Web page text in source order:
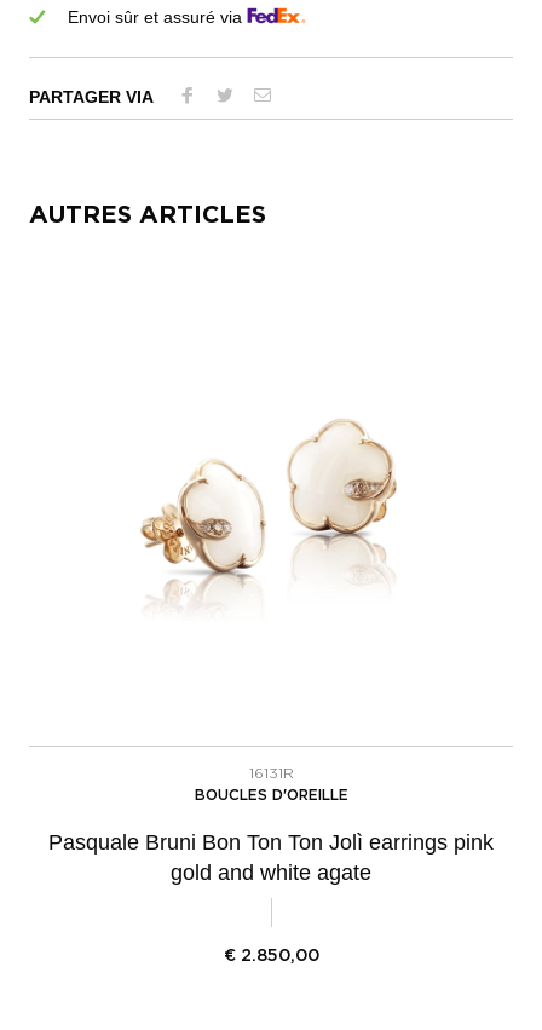
Envoi sûr et assuré via
PARTAGER VIA
AUTRES ARTICLES
16131R
BOUCLES D'OREILLE
Pasquale Bruni Bon Ton Ton Jolì earrings pink
gold and white agate
€ 2.850,00